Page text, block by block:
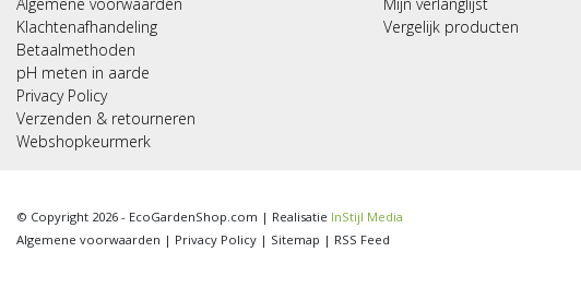
Klachtenafhandeling
Betaalmethoden
pH meten in aarde
Privacy Policy
Verzenden & retourneren
Webshopkeurmerk
Vergelijk producten
© Copyright 2026 - EcoGardenShop.com | Realisatie InStijl Media
Algemene voorwaarden | Privacy Policy | Sitemap | RSS Feed